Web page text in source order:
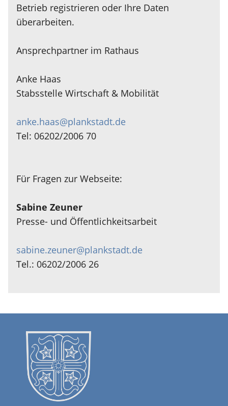
Betrieb registrieren oder Ihre Daten
überarbeiten.
Ansprechpartner im Rathaus
Anke Haas
Stabsstelle Wirtschaft & Mobilität
anke.haas@plankstadt.de
Tel: 06202/2006 70
Für Fragen zur Webseite:
Sabine Zeuner
Presse- und Öffentlichkeitsarbeit
sabine.zeuner@plankstadt.de
Tel.: 06202/2006 26